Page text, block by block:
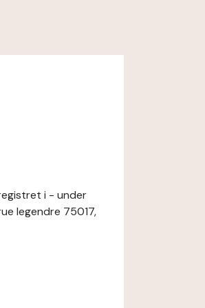
i - under
legendre 75017,